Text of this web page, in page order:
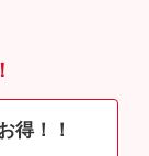
得！！